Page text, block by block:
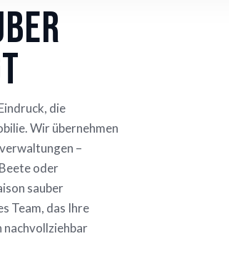
die
Wir übernehmen
–
oder
sauber
Team, das Ihre
nachvollziehbar